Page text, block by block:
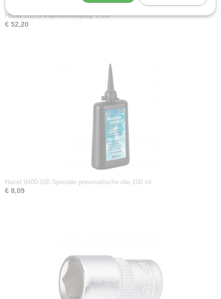
Hazet 1107S Krachtverloopdop 1-3/4
€ 52,20
Hazet 9400-100 Speciale pneumatische olie 100 ml
€ 8,09